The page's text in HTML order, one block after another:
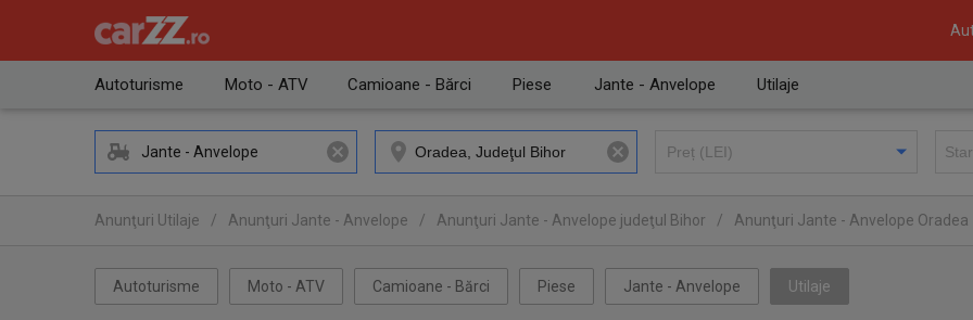
Autoturisme Moto - ATV Camioane - Bărci Piese Jante - Anvelope Utilaje
Jante - Anvelope
Anunţuri Utilaje / Anunţuri Jante - Anvelope / Anunţuri Jante - Anvelope judeţul Bihor / Anunţuri Jante - Anvelope Oradea
Autoturisme Moto - ATV Camioane - Bărci Piese Jante - Anvelope Utilaje